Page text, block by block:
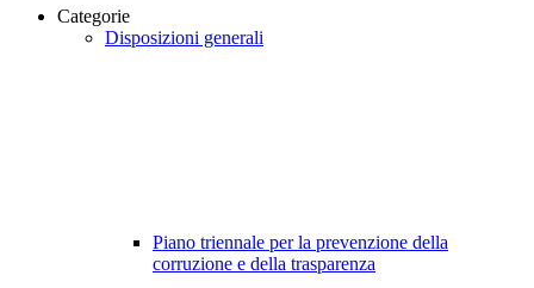
Categorie
Disposizioni generali
Piano triennale per la prevenzione della
corruzione e della trasparenza